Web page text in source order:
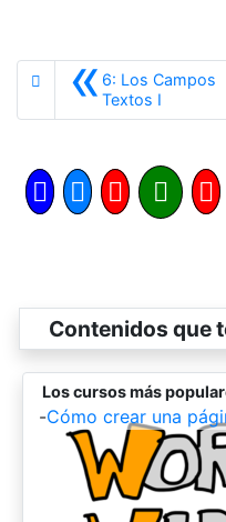
«6: Los Campos
Textos I
Contenidos que
Los cursos más
-Cómo crear una